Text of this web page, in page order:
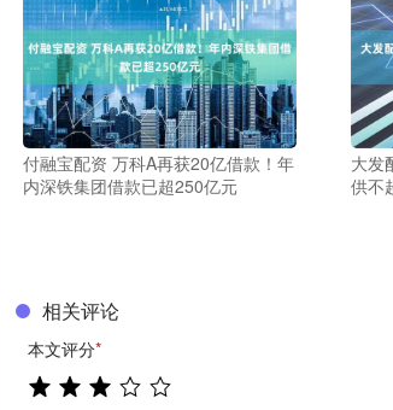
付融宝配资 万科A再获20亿借款！年
内深铁集团借款已超250亿元
大发
供不
相关评论
本文评分*